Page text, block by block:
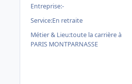
Entreprise:-
Service:En retraite
Métier & Lieu:toute la carrière à
PARIS MONTPARNASSE